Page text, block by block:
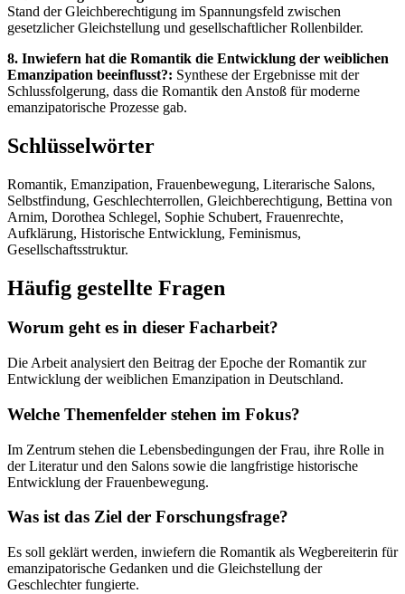
Stand der Gleichberechtigung im Spannungsfeld zwischen
gesetzlicher Gleichstellung und gesellschaftlicher Rollenbilder.
8. Inwiefern hat die Romantik die Entwicklung der weiblichen
Emanzipation beeinflusst?: Synthese der Ergebnisse mit der
Schlussfolgerung, dass die Romantik den Anstoß für moderne
emanzipatorische Prozesse gab.
Schlüsselwörter
Romantik, Emanzipation, Frauenbewegung, Literarische Salons,
Selbstfindung, Geschlechterrollen, Gleichberechtigung, Bettina von
Arnim, Dorothea Schlegel, Sophie Schubert, Frauenrechte,
Aufklärung, Historische Entwicklung, Feminismus,
Gesellschaftsstruktur.
Häufig gestellte Fragen
Worum geht es in dieser Facharbeit?
Die Arbeit analysiert den Beitrag der Epoche der Romantik zur
Entwicklung der weiblichen Emanzipation in Deutschland.
Welche Themenfelder stehen im Fokus?
Im Zentrum stehen die Lebensbedingungen der Frau, ihre Rolle in
der Literatur und den Salons sowie die langfristige historische
Entwicklung der Frauenbewegung.
Was ist das Ziel der Forschungsfrage?
Es soll geklärt werden, inwiefern die Romantik als Wegbereiterin für
emanzipatorische Gedanken und die Gleichstellung der
Geschlechter fungierte.